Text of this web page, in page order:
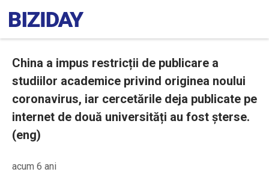
China a impus restricții de publicare a
studiilor academice privind originea noului
coronavirus, iar cercetările deja publicate pe
internet de două universități au fost șterse.
(eng)
acum 6 ani